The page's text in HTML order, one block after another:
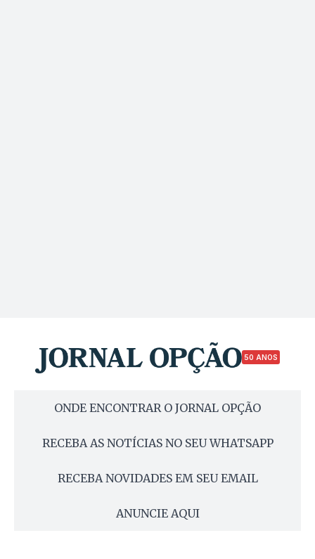
50 ANOS
ONDE ENCONTRAR O JORNAL OPÇÃO
RECEBA AS NOTÍCIAS NO SEU WHATSAPP
RECEBA NOVIDADES EM SEU EMAIL
ANUNCIE AQUI